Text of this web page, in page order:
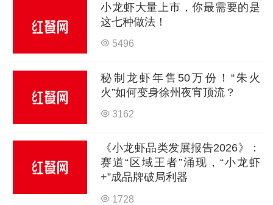
小龙虾大量上市，你最需要的是
这七种做法！
5496
秘制龙虾年售50万份！“朱火
火”如何变身徐州夜宵顶流？
3162
《小龙虾品类发展报告2026》：
赛道“区域王者”涌现，“小龙虾
+”成品牌破局利器
1728